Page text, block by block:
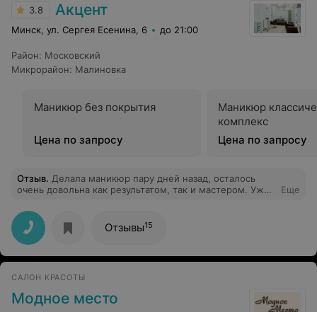
3.8 Акцент
Минск, ул. Сергея Есенина, 6 до 21:00
Район: Московский
Микрорайон: Малиновка
Маникюр без покрытия
Цена по запросу
Маникюр
комплекс
Цена по запросу
Отзыв. Делала маникюр пару дней назад, осталось
очень довольна как результатом, так и мастером. Уже
одеть пальто и сами его застегнули что бы не
испортился маникюр. Таким отношением к клиентам
была приятно удивлена.
Еще
Отзывы15
САЛОН КРАСОТЫ
Модное место